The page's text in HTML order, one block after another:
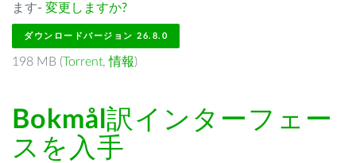
ます- 変更しますか?
ダウンロードバージョン 26.8.0
198 MB (Torrent,情報)
Bokmål 訳インターフェー
スを入手